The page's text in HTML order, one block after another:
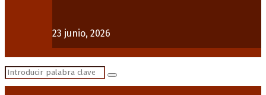
23 junio, 2026
Search
Search